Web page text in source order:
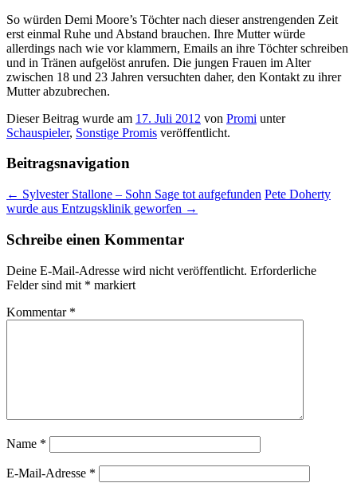
So würden Demi Moore’s Töchter nach dieser anstrengenden Zeit
erst einmal Ruhe und Abstand brauchen. Ihre Mutter würde
allerdings nach wie vor klammern, Emails an ihre Töchter schreiben
und in Tränen aufgelöst anrufen. Die jungen Frauen im Alter
zwischen 18 und 23 Jahren versuchten daher, den Kontakt zu ihrer
Mutter abzubrechen.
Dieser Beitrag wurde am 17. Juli 2012 von Promi unter
Schauspieler, Sonstige Promis veröffentlicht.
Beitragsnavigation
← Sylvester Stallone – Sohn Sage tot aufgefunden Pete Doherty
wurde aus Entzugsklinik geworfen →
Schreibe einen Kommentar
Deine E-Mail-Adresse wird nicht veröffentlicht. Erforderliche
Felder sind mit * markiert
Kommentar *
Name *
E-Mail-Adresse *